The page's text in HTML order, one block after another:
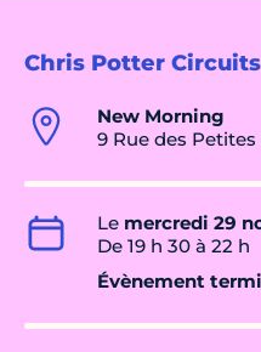
Chris Potter Circuits
New Morning
9 Rue des Petites
Le mercredi 29
De 19 h 30 à 22 h
Évènement